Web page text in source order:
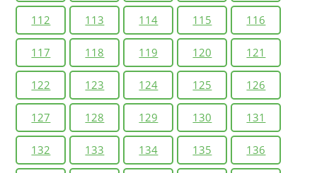
112 113 114 115 116
117 118 119 120 121
122 123 124 125 126
127 128 129 130 131
132 133 134 135 136